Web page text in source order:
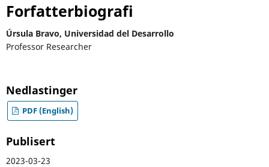
Forfatterbiografi
Úrsula Bravo, Universidad del Desarrollo
Professor Researcher
Nedlastinger
PDF (English)
Publisert
2023-03-23